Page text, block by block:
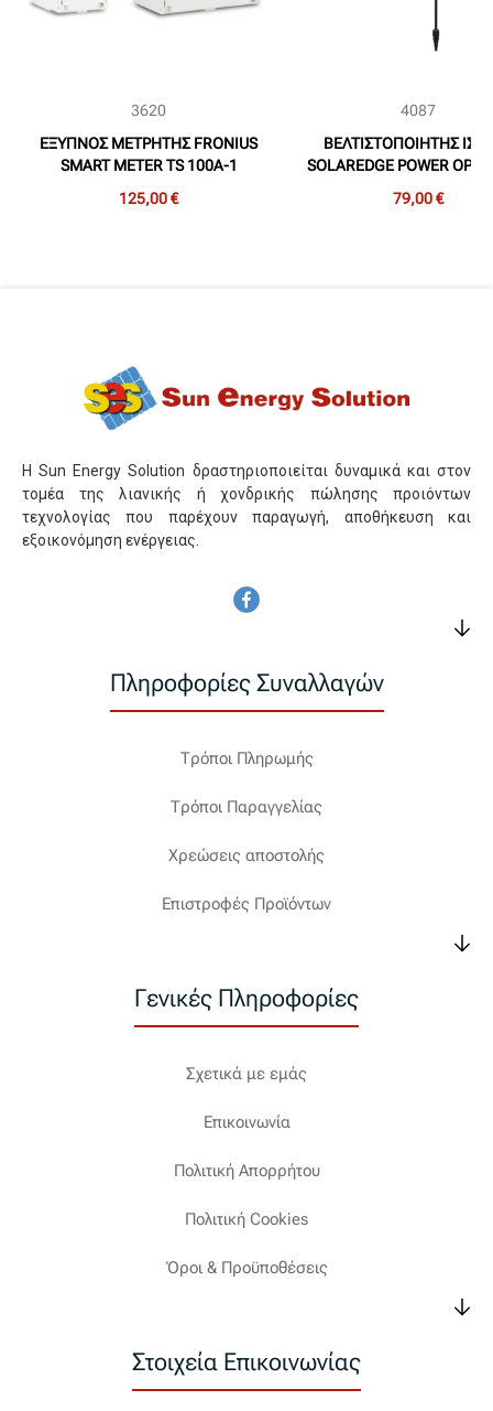
3620
ΕΞΥΠΝΟΣ ΜΕΤΡΗΤΗΣ FRONIUS
SMART METER TS 100A-1
125,00 €
4087
ΒΕΛΤΙΣΤΟΠΟΙΗΤΗΣ
SOLAREDGE POWER
ΕΩΣ 440W)
79,00 €
Η Sun Energy Solution δραστηριοποιείται δυναμικά και στον
τομέα της λιανικής ή χονδρικής πώλησης προιόντων
τεχνολογίας που παρέχουν παραγωγή, αποθήκευση και
εξοικονόμηση ενέργειας.
Πληροφορίες Συναλλαγών
Τρόποι Πληρωμής
Τρόποι Παραγγελίας
Χρεώσεις αποστολής
Επιστροφές Προϊόντων
Γενικές Πληροφορίες
Σχετικά με εμάς
Επικοινωνία
Πολιτική Απορρήτου
Πολιτική Cookies
Όροι & Προϋποθέσεις
Στοιχεία Επικοινωνίας